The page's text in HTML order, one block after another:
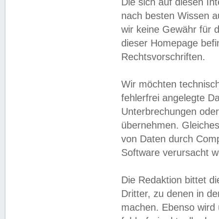
Die sich auf diesen
nach besten Wissen
wir keine Gewähr für
dieser Homepage
Rechtsvorschriften.
Wir möchten
fehlerfrei angelegte
Unterbrechungen
übernehmen.
von Daten durch
Software verursacht
Die Redaktion bittet
Dritter, zu denen in
machen. Ebenso